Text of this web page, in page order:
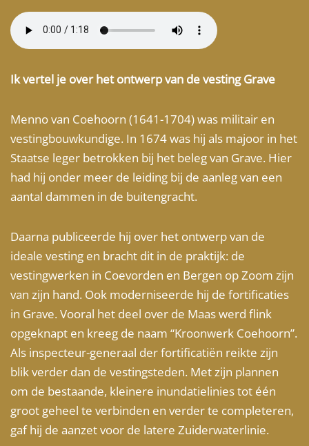
Ik vertel je over het ontwerp van de vesting Grave
Menno van Coehoorn (1641-1704) was militair en
vestingbouwkundige. In 1674 was hij als majoor in het
Staatse leger betrokken bij het beleg van Grave. Hier
had hij onder meer de leiding bij de aanleg van een
aantal dammen in de buitengracht.
Daarna publiceerde hij over het ontwerp van de
ideale vesting en bracht dit in de praktijk: de
vestingwerken in Coevorden en Bergen op Zoom zijn
van zijn hand. Ook moderniseerde hij de fortificaties
in Grave. Vooral het deel over de Maas werd flink
opgeknapt en kreeg de naam “Kroonwerk Coehoorn”.
Als inspecteur-generaal der fortificatiën reikte zijn
blik verder dan de vestingsteden. Met zijn plannen
om de bestaande, kleinere inundatielinies tot één
groot geheel te verbinden en verder te completeren,
gaf hij de aanzet voor de latere Zuiderwaterlinie.